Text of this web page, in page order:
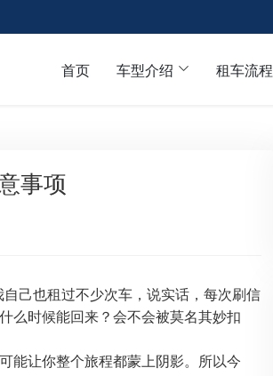
首页 车型介绍 租车流程
事项
己也租过不少次车，说实话，每次刷信
么时候能回来？会不会被莫名其妙扣
能让你整个旅程都蒙上阴影。所以今